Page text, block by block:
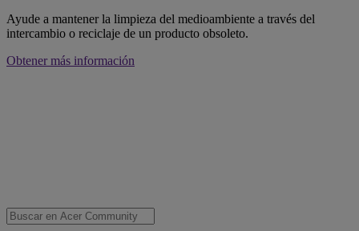
Ayude a mantener la limpieza del medioambiente a través del
intercambio o reciclaje de un producto obsoleto.
Obtener más información